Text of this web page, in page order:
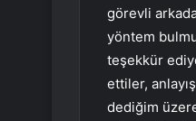
görevli
yöntem
teşekkür
ettiler,
dediğim